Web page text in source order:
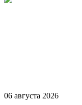
06 августа 2026